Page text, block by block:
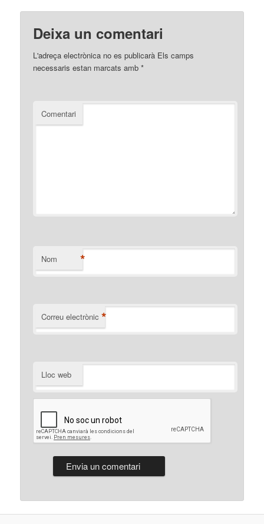
Deixa un comentari
L'adreça electrònica no es publicarà Els camps
necessaris estan marcats amb*
Comentari
Nom *
Correu electrònic *
Lloc web